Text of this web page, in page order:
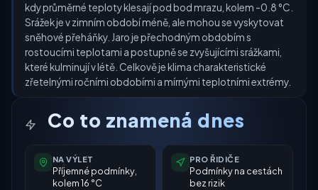
kdy průměrné teploty klesají pod bod mrazu, kolem -0.8 °C.
Srážek je v zimním období méně, ale mohou se vyskytovat
sněhové přeháňky. Jaro je přechodným obdobím s
rostoucími teplotami a postupně se zvyšujícími srážkami,
které kulminují v létě. Celkově je klima charakteristické
zřetelnými ročními obdobími a mírnými teplotními extrémy.
Co to znamená dnes
NA VÝLET
Příjemné podmínky,
kolem 16 °C
PRO ŘIDIČE
Podmínky na cestách
bez rizik